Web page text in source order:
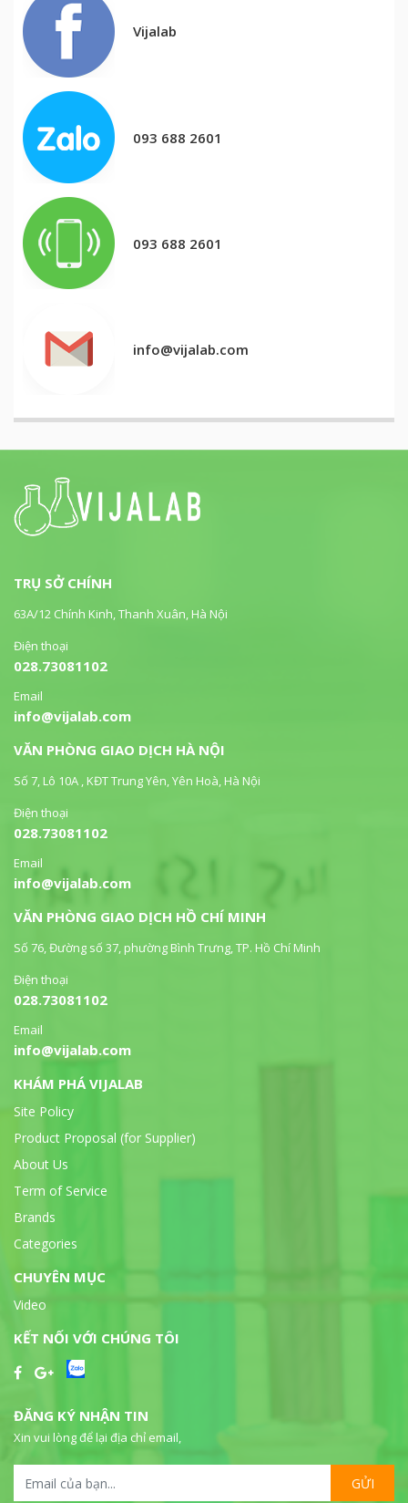
Vijalab
093 688 2601
093 688 2601
info@vijalab.com
TRỤ SỞ CHÍNH
63A/12 Chính Kinh, Thanh Xuân, Hà Nội
Điện thoại
028.73081102
Email
info@vijalab.com
VĂN PHÒNG GIAO DỊCH HÀ NỘI
Số 7, Lô 10A , KĐT Trung Yên, Yên Hoà, Hà Nội
Điện thoại
028.73081102
Email
info@vijalab.com
VĂN PHÒNG GIAO DỊCH HỒ CHÍ MINH
Số 76, Đường số 37, phường Bình Trưng, TP. Hồ Chí Minh
Điện thoại
028.73081102
Email
info@vijalab.com
KHÁM PHÁ VIJALAB
Site Policy
Product Proposal (for Supplier)
About Us
Term of Service
Brands
Categories
CHUYÊN MỤC
Video
KẾT NỐI VỚI CHÚNG TÔI
ĐĂNG KÝ NHẬN TIN
Xin vui lòng để lại địa chỉ email,
GỬI